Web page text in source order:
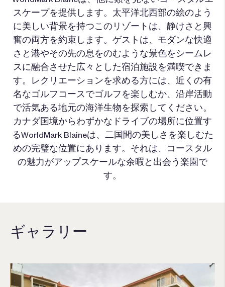
スケープを提供します。太平洋北西部の絵のよう
に美しい背景を持つこのリゾートは、静けさと興
奮の両方を約束します。ゲストは、モダンな快適
さと港やその先の息をのむような景色をシームレ
スに融合させた広々とした宿泊施設を満喫できま
す。レクリエーションを求める方には、近くの有
名なゴルフコースでゴルフを楽しむか、沿岸活動
で活気ある地元の海洋生物を探索してください。
カナダ国境からわずかなドライブの場所に位置す
るWorldMark Blaineは、二国間の美しさを楽しむた
めの完璧な位置にあります。それは、コースタル
の魅力がアップスケールな余暇と出会う楽園で
す。
ギャラリー